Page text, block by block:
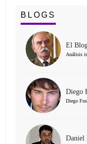
BLOGS
El
Análisis
Diego
Diego
Daniel